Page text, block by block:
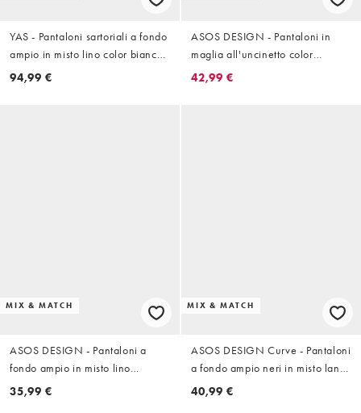
YAS - Pantaloni sartoriali a fondo
ampio in misto lino color bianco
sporco in coordinato
94,99 €
ASOS DESIGN - Pantaloni in
maglia all'uncinetto color
cioccolato in coordinato
42,99 €
MIX & MATCH
ASOS DESIGN - Pantaloni a
fondo ampio in misto lino
marroni in coordinato
35,99 €
MIX & MATCH
ASOS DESIGN Curve - Pantaloni
a fondo ampio neri in misto lana
in coordinato
40,99 €